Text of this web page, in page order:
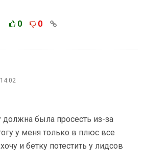
0 0
была просесть из-за
у меня только в плюс все
и бетку потестить у лидсов